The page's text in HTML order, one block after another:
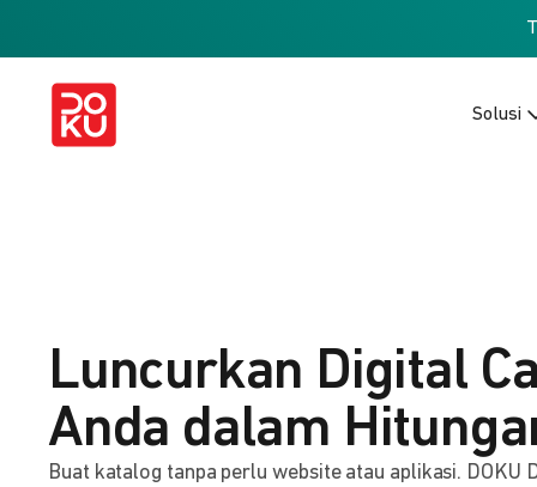
Solusi
Luncurkan Digital
Anda dalam
Buat katalog tanpa perlu website atau aplikasi. DOKU